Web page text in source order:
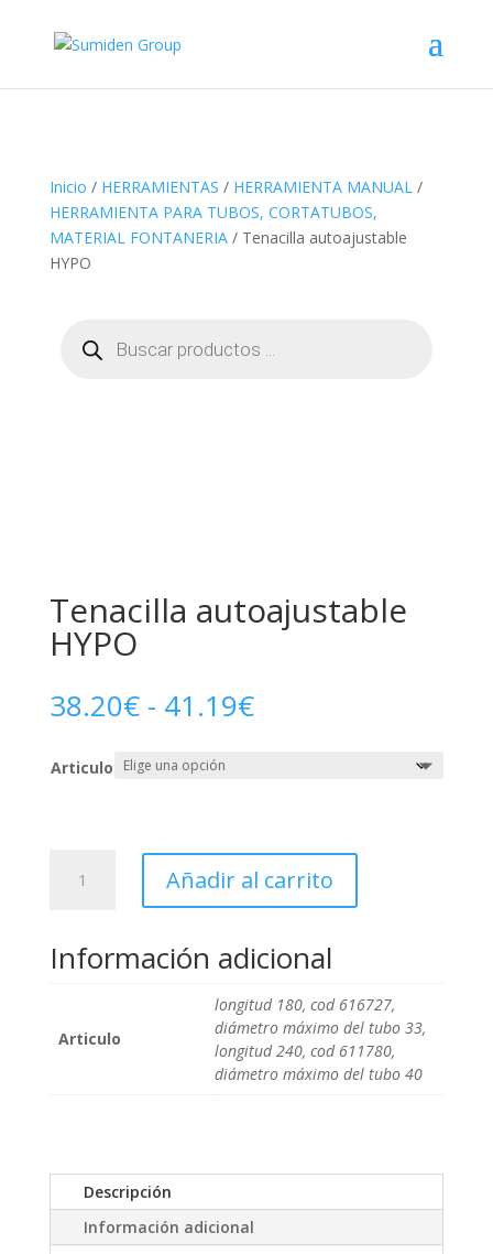
Inicio / HERRAMIENTAS / HERRAMIENTA MANUAL/
HERRAMIENTA PARA TUBOS, CORTATUBOS,
MATERIAL FONTANERIA/ Tenacilla autoajustable
HYPO
productos
Tenacilla autoajustable
HYPO
38.20€ - 41.19€Rango
de
41.19€
Articulo
autoajustable
Añadir al carrito
Información adicional
Articulo
longitud 180, cod 616727,
diámetro máximo del tubo 33,
longitud 240, cod 611780,
diámetro máximo del tubo 40
Descripción
Información adicional